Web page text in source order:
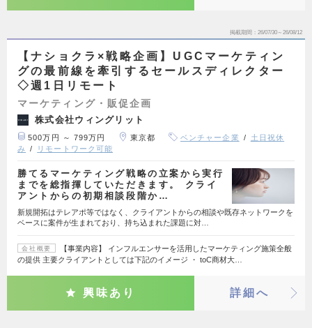
掲載期間 26/07/30～26/08/12
【ナショクラ×戦略企画】UGCマーケティン
グの最前線を牽引するセールスディレクター
◇週1日リモート
マーケティング・販促企画
株式会社ウィングリット
500万円 ～ 799万円 東京都 ベンチャー企業
土日祝休
み
リモートワーク可能
勝てるマーケティング戦略の立案から実行
までを総指揮していただきます。 クライ
アントからの初期相談段階か…
新規開拓はテレアポ等ではなく、クライアントからの相談や既存ネットワークを
ベースに案件が生まれており、持ち込まれた課題に対…
会社概要
【事業内容】 インフルエンサーを活用したマーケティング施策全般
の提供 主要クライアントとしては下記のイメージ ・ toC商材大…
興味あり 詳細へ